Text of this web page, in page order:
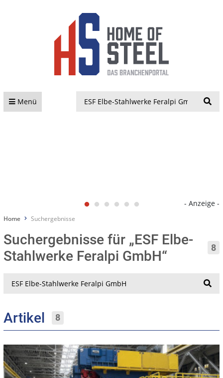
Menü
- Anzeige -
Home Suchergebnisse
Suchergebnisse für „ESF Elbe-
Stahlwerke Feralpi GmbH“
8
Artikel 8